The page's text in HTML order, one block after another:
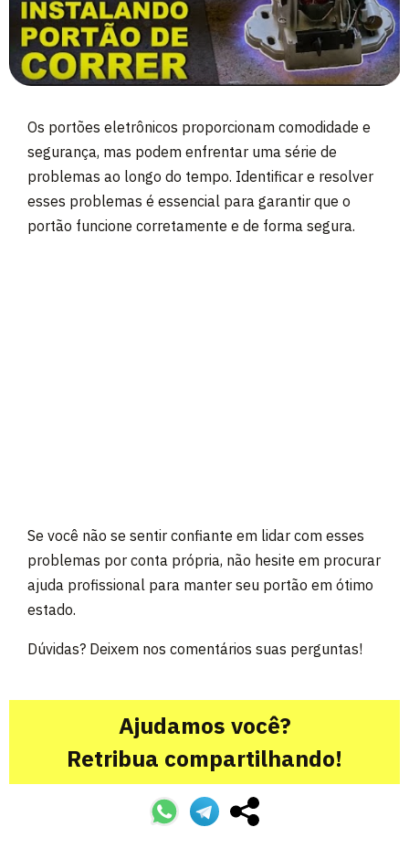
Os portões eletrônicos proporcionam comodidade e
segurança, mas podem enfrentar uma série de
problemas ao longo do tempo. Identificar e resolver
esses problemas é essencial para garantir que o
portão funcione corretamente e de forma segura.
Se você não se sentir confiante em lidar com esses
problemas por conta própria, não hesite em procurar
ajuda profissional para manter seu portão em ótimo
estado.
Dúvidas? Deixem nos comentários suas perguntas!
Ajudamos você?
Retribua compartilhando!